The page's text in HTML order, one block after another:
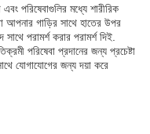
পরিষেবাগুলির মধ্যে শারীরিক
আপনার গাড়ির সাথে হাতের উপর
পরামর্শ করার পরামর্শ দিই.
পরিষেবা প্রদানের জন্য প্রচেষ্টা
যোগাযোগের জন্য দয়া করে